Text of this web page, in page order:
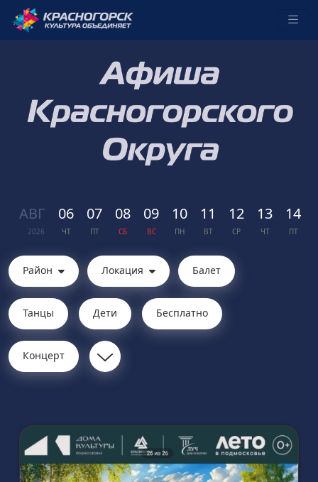
АВГ
2026
06
ЧТ
07
ПТ
08
СБ
09
ВС
10
ПН
11
ВТ
12
СР
13
ЧТ
14
ПТ
Район Локация Балет
Танцы Дети Бесплатно
Концерт